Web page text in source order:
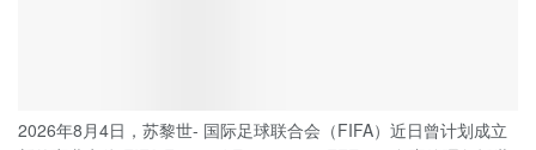
2026年8月4日，苏黎世- 国际足球联合会（FIFA）近日曾计划成立